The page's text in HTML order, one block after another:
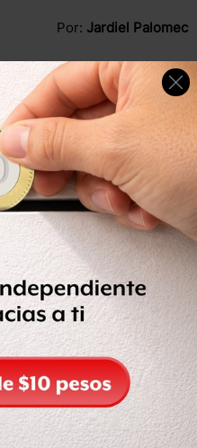
Por: Jardiel Palomec
Leer después
contra los terroristas.
de Francia, François
Teatro Bataclán, una
que murieron al menos
autoridades francesas.
Leer después